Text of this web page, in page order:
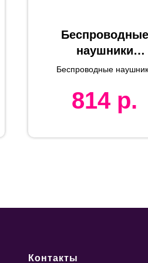
Беспроводные
наушники
ACCESSTYLE
синий
Беспроводные наушники
TWS, синий
814 р.
Контакты